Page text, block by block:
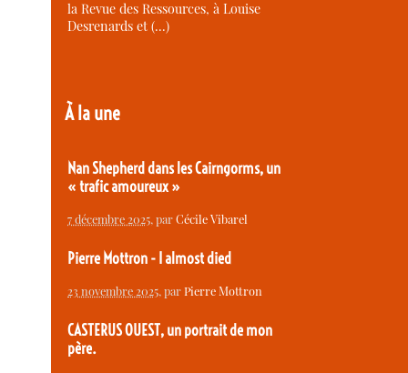
la Revue des Ressources, à Louise
Desrenards et (…)
À la une
Nan Shepherd dans les Cairngorms, un
« trafic amoureux »
7 décembre 2025, parCécile Vibarel
Pierre Mottron - I almost died
23 novembre 2025, parPierre Mottron
CASTERUS OUEST, un portrait de mon
père.